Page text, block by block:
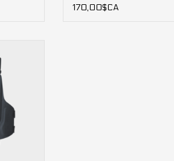
170,00$CA
confort,
pour